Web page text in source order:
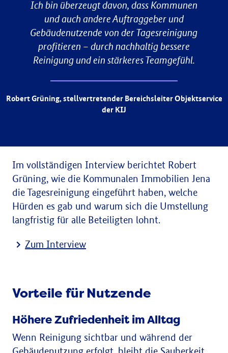
Ich bin überzeugt davon, dass Kommunen
und auch andere Auftraggeber und
Gebäudenutzende von der Tagesreinigung
profitieren – durch nachhaltig bessere
Reinigung und ein stärkeres Teamgefühl.
Robert Grüning, stellvertretender Bereichsleiter Objektservice
der KIJ
Im vollständigen Interview berichtet Robert
Grüning, wie die Kommunalen Immobilien Jena
die Tagesreinigung eingeführt haben, welche
Hürden es gab und warum sich die Umstellung
langfristig für alle Beteiligten lohnt.
Zum Interview
Vorteile für Nutzende
Höhere Zufriedenheit im Alltag
Wenn Reinigung sichtbar und während der